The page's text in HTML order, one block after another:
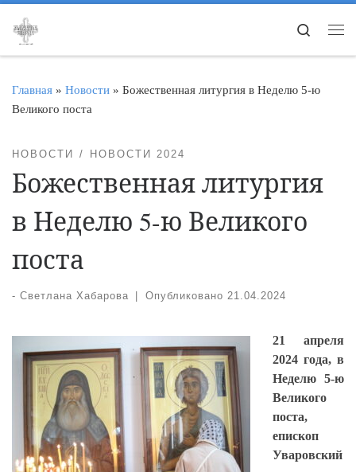
Перейти к содержимому
Search
Главная » Новости » Божественная литургия в Неделю 5-ю
Великого поста
НОВОСТИ НОВОСТИ 2024
Божественная литургия
в Неделю 5-ю Великого
поста
- Светлана Хабарова Опубликовано 21.04.2024
21 апреля
2024 года, в
Неделю 5-ю
Великого
поста,
епископ
Уваровский